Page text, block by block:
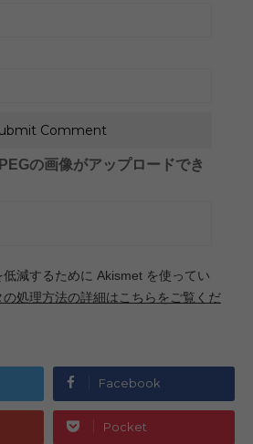
の画像がアップロードでき
減するために Akismet を使ってい
の処理方法の詳細はこちらをご覧くだ
Facebook
Pocket